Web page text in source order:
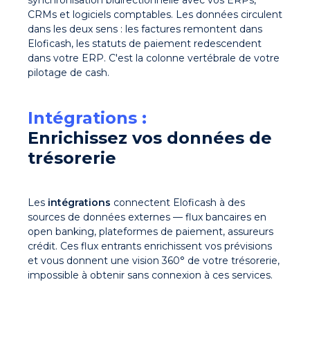
CRMs et logiciels comptables. Les données circulent
dans les deux sens : les factures remontent dans
Eloficash, les statuts de paiement redescendent
dans votre ERP. C'est la colonne vertébrale de votre
pilotage de cash.
Intégrations :
Enrichissez vos données de
trésorerie
Les intégrations connectent Eloficash à des
sources de données externes — flux bancaires en
open banking, plateformes de paiement, assureurs
crédit. Ces flux entrants enrichissent vos prévisions
et vous donnent une vision 360° de votre trésorerie,
impossible à obtenir sans connexion à ces services.